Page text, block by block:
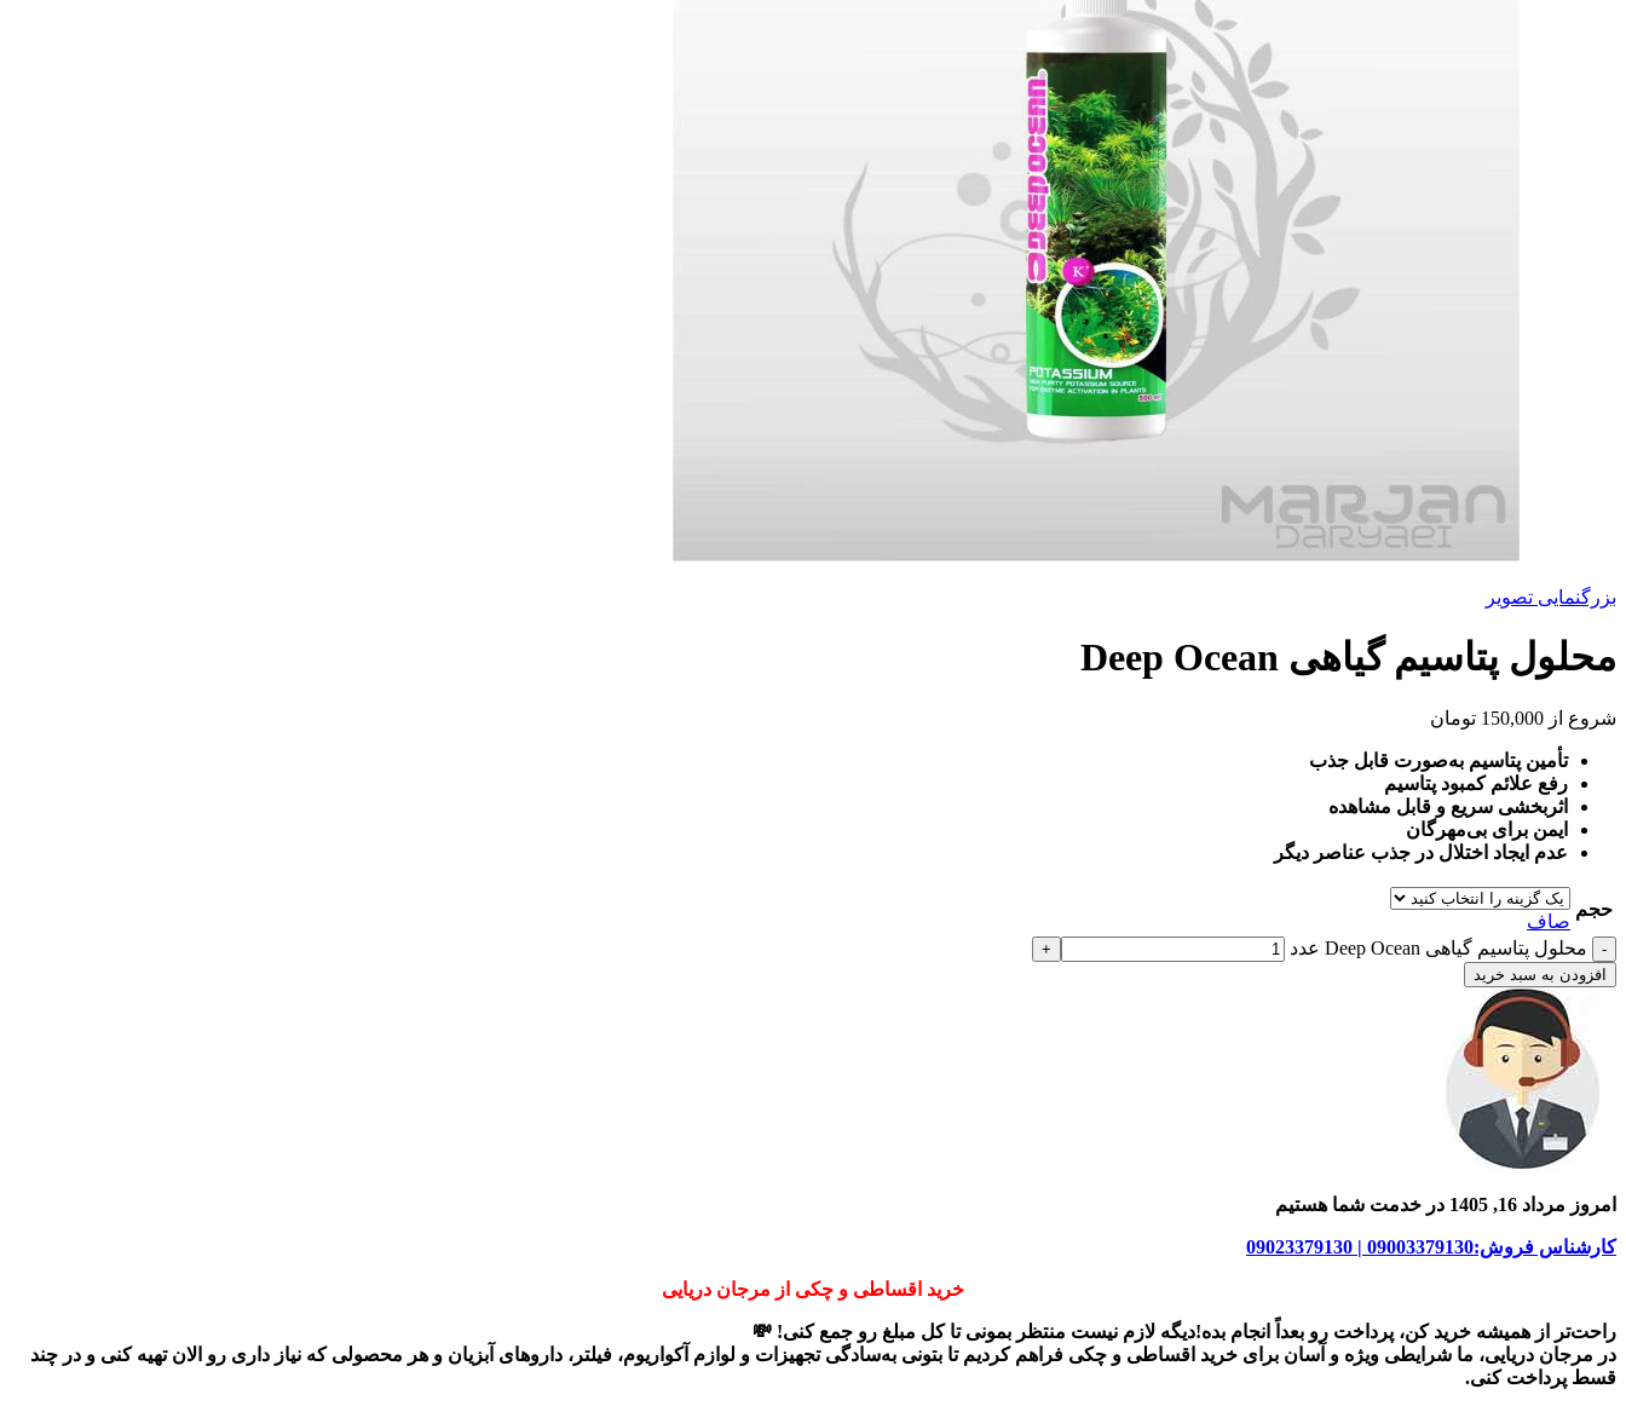
بزرگنمایی تصویر
محلول پتاسیم گیاهی Deep Ocean
شروع از 150,000 تومان
تأمین پتاسیم به‌صورت قابل جذب
رفع علائم کمبود پتاسیم
اثربخشی سریع و قابل مشاهده
ایمن برای بی‌مهرگان
عدم ایجاد اختلال در جذب عناصر دیگر
حجم
صاف
محلول پتاسیم گیاهی Deep Ocean عدد
افزودن به سبد خرید
امروز مرداد 16, 1405 در خدمت شما هستیم
کارشناس فروش:09003379130 | 09023379130
خرید اقساطی و چکی از مرجان دریایی
راحت‌تر از همیشه خرید کن، پرداخت رو بعداً انجام بده!دیگه لازم نیست منتظر بمونی تا کل مبلغ رو جمع کنی! 💸
در مرجان دریایی، ما شرایطی ویژه و آسان برای خرید اقساطی و چکی فراهم کردیم تا بتونی به‌سادگی تجهیزات و لوازم آکواریوم، فیلتر، داروهای آبزیان و هر محصولی که نیاز داری رو الان تهیه کنی و در چند
قسط پرداخت کنی.